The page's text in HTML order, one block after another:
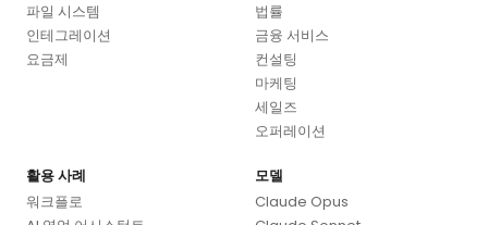
파일 시스템
인테그레이션
요금제
법률
금융 서비스
컨설팅
마케팅
세일즈
오퍼레이션
활용 사례
워크플로
모델
Claude Opus